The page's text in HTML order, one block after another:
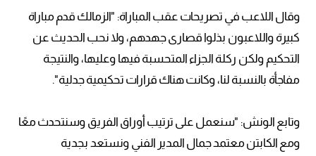
وقال اللاعب في تصريحات عقب المباراة: "الزمالك قدم مباراة
كبيرة واللاعبون بذلوا قصارى جهدهم، ولا نحب الحديث عن
التحكيم ولكن ركلة الجزاء المتحسبة فيها وعليها، والنتيجة
مفاجأة بالنسبة لنا، وكانت هناك قرارات تحكيمية جدلية".
وتابع الونش: "سنعمل على ترتيب أوراق الفريق وسنتحدث معًا
ومع الكابتن معتمد جمال المدير الفني ونستعد بجدية